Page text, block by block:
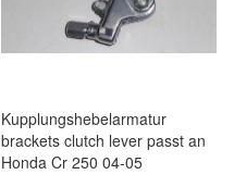
Kupplungshebelarmatur
brackets clutch lever passt an
Honda Cr 250 04-05